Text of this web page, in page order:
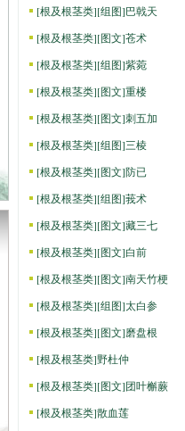
[根及根茎类][组图]巴戟天
[根及根茎类][图文]苍术
[根及根茎类][组图]紫菀
[根及根茎类][图文]重楼
[根及根茎类][图文]刺五加
[根及根茎类][组图]三棱
[根及根茎类][图文]防已
[根及根茎类][组图]莪术
[根及根茎类][图文]藏三七
[根及根茎类][图文]白前
[根及根茎类][图文]南天竹梗
[根及根茎类][组图]太白参
[根及根茎类][图文]磨盘根
[根及根茎类]野杜仲
[根及根茎类][图文]团叶槲蕨
[根及根茎类]散血莲